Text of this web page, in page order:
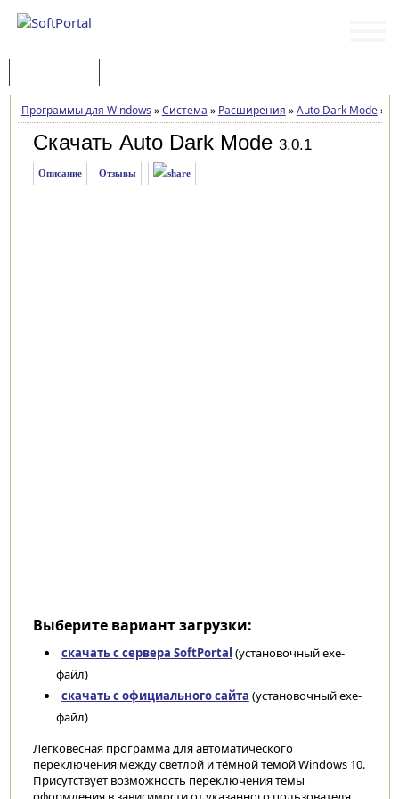
Программы для Windows »Система » Расширения »Auto Dark Mode»
Скачать Auto Dark Mode 3.0.1
Описание Отзывы
Выберите вариант загрузки:
скачать с сервера SoftPortal (установочный exe-
файл)
скачать с официального сайта (установочный exe-
файл)
Легковесная программа для автоматического
переключения между светлой и тёмной темой Windows 10.
Присутствует возможность переключения темы